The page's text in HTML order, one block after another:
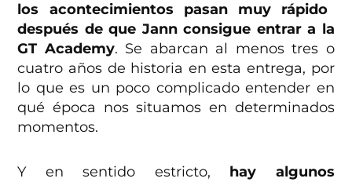
los acontecimientos pasan muy rápido
después de que Jann consigue entrar a la
GT Academy. Se abarcan al menos tres o
cuatro años de historia en esta entrega, por
lo que es un poco complicado entender en
qué época nos situamos en determinados
momentos.
Y en sentido estricto, hay algunos